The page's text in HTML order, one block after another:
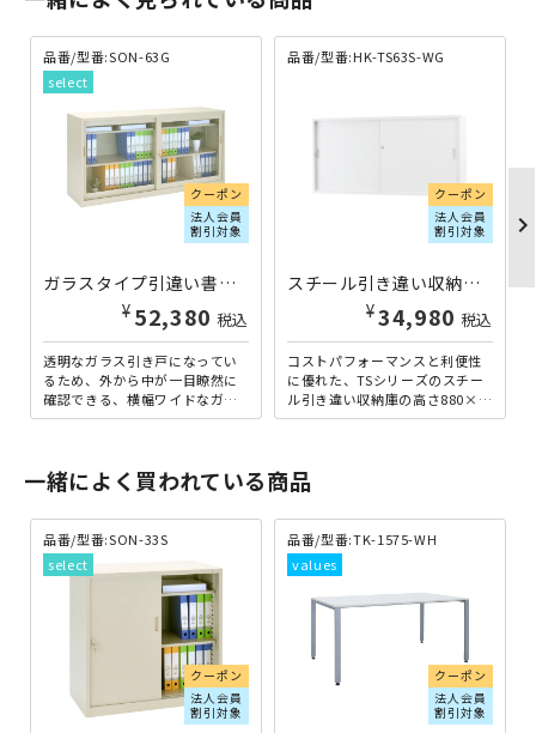
品番/型番:SON-63G
クーポン
法人会員
割引対象
ガラスタイプ引違い書庫 SON63シリーズ W1760×D400×H880 SON-63G | 866411
¥ 52,380 税込
透明なガラス引き戸になってい
るため、外から中が一目瞭然に
確認できる、横幅ワイドなガラ
ス引き違い書庫です。セキュリ
品番/型番:HK-TS63S-WG
クーポン
法人会員
割引対象
スチール引き違い収納庫 TSシリーズ W1760×D400×H880 ホワイトグレー HK-TS63S-WG | 533135
¥34,980 税込
コストパフォーマンスと利便性
に優れた、TSシリーズのスチー
ル引き違い収納庫の高さ880×幅
1760×奥行400mmタイプで
chevron_right
一緒によく買われている商品
品番/型番:SON-33S
クーポン
法人会員
割引対象
品番/型番:TK-1575-WH
クーポン
法人会員
割引対象